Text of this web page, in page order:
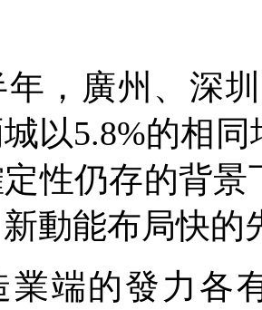
廣州、深圳
以5.8%的相
性仍存的背
動能布局快的
的發力各有